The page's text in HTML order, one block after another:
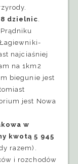
dzielnic
najciaśniej
na 1km2
biegunie jest
jest Nowa
w
kwotą 5 945
razem).
i rozchodów